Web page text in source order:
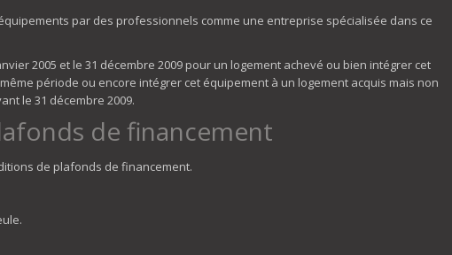
par des professionnels comme une entreprise spécialisée dans ce
2005 et le 31 décembre 2009 pour un logement achevé ou bien intégrer cet
période ou encore intégrer cet équipement à un logement acquis mais non
le 31 décembre 2009.
de financement
de plafonds de financement.